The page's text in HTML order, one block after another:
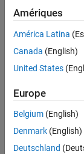
See Alsoexpand all
"Sun"|
"Mars"|
"point-
Amériques
América Latina
Canada (English)
United States
Europe
Belgium (English)
Denmark (English)
Deutschland